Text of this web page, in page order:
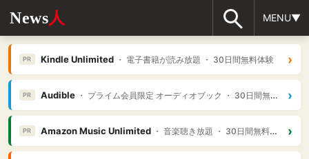
News人 MENU▼
PR Kindle Unlimited・ 電子書籍が読み放題 ・ 30日間無料体験 ›
PR Audible・ プライム会員限定 オーディオブック ・ 30日間無料体験 ›
PR Amazon Music Unlimited・ 音楽聴き放題 ・ 30日間無料体験 ›